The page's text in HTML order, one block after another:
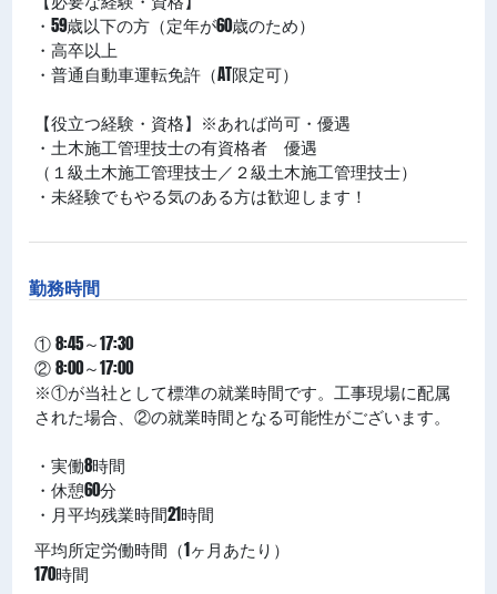
・59歳以下の方（定年が60歳のため）
・高卒以上
・普通自動車運転免許（AT限定可）
【役立つ経験・資格】※あれば尚可・優遇
・土木施工管理技士の有資格者 優遇
（１級土木施工管理技士／２級土木施工管理技士）
・未経験でもやる気のある方は歓迎します！
勤務時間
① 8:45～17:30
② 8:00～17:00
※①が当社として標準の就業時間です。工事現場に配属
された場合、②の就業時間となる可能性がございます。
・実働8時間
・休憩60分
・月平均残業時間21時間
平均所定労働時間（1ヶ月あたり）
170時間